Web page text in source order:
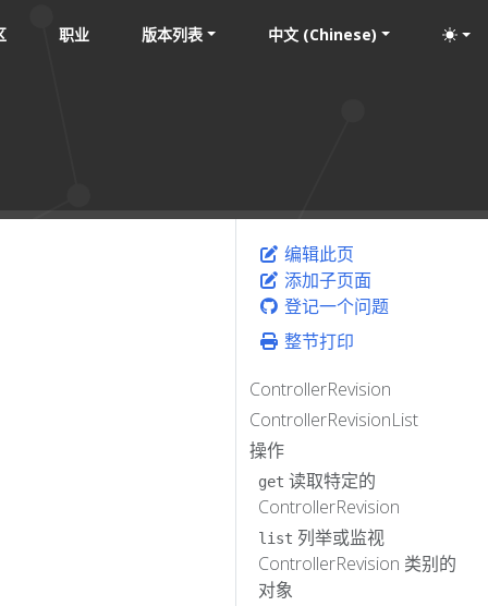
职业 版本列表 中文 (Chinese)
编辑此页
添加子页面
登记一个问题
整节打印
ControllerRevision
ControllerRevisionList
操作
get 读取特定的
ControllerRevision
list 列举或监视
ControllerRevision 类别的
对象